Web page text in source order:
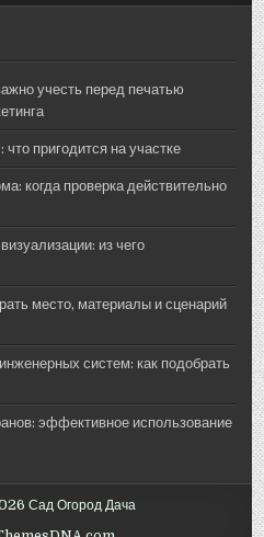
учесть перед печатью
пригодится на участке
когда проверка действительно
из чего
место, материалы и сценарий
систем: как подобрать
эффективное использование
Сад Огород Дача